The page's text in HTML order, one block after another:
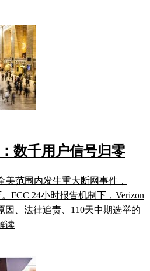
数千用户信号归零
美范围内发生重大断网事件，
FCC 24小时报告机制下，Verizon
、法律追责、110天中期选举的
读